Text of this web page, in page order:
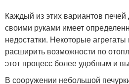
Каждый из этих вариантов
своими руками имеет
недостатки. Некоторые
расширить возможности по
этот процесс более удобным и
В сооружении небольшой